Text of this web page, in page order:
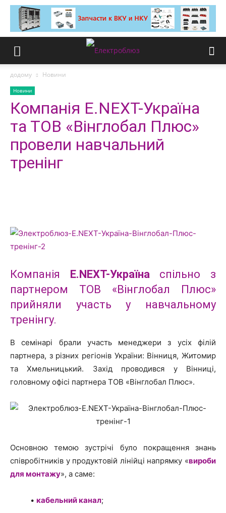
додому Новини
Новини
Компанія E.NEXT-Україна
та ТОВ «Вінглобал Плюс»
провели навчальний
тренінг
Компанія E.NEXT-Українаспільно з
партнером ТОВ «Вінглобал Плюс»
прийняли участь у навчальному
тренінгу.
В семінарі брали участь менеджери з усіх філій
партнера, з різних регіонів України: Вінниця, Житомир
та Хмельницький. Захід проводився у Вінниці,
головному офісі партнера ТОВ «Вінглобал Плюс».
Основною темою зустрічі було покращення знань
співробітників у продуктовій лінійці напрямку «вироби
для монтажу», а саме:
• кабельний канал;